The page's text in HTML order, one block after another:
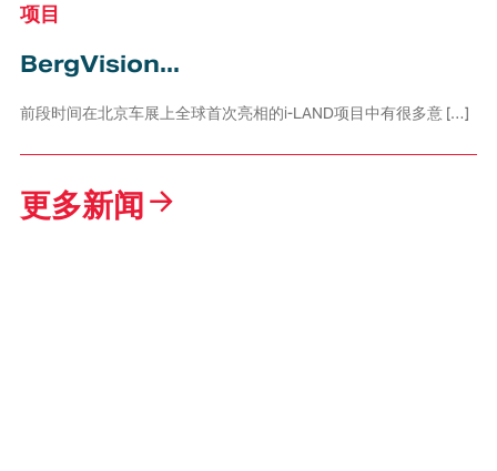
项目
BergVision...
前段时间在北京车展上全球首次亮相的i-LAND项目中有很多意 […]
更多新闻